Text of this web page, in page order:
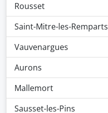
Rousset
Saint-Mitre-les-Remparts
Vauvenargues
Aurons
Mallemort
Sausset-les-Pins